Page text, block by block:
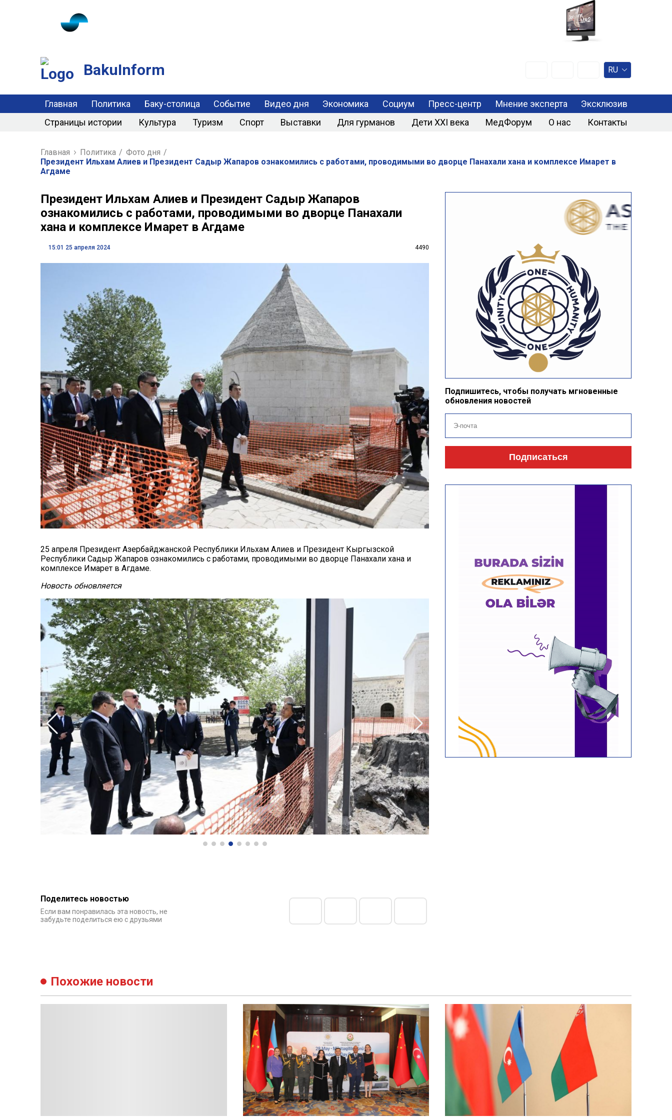
BakuInform RU
Главная Политика Баку-столица Событие Видео дня Экономика Социум Пресс-центр Мнение эксперта
Эксклюзив
Страницы истории
Культура Туризм Спорт Выставки Для гурманов Дети XXI века МедФорум О нас Контакты
Главная Политика / Фото дня /
Президент Ильхам Алиев и Президент Садыр Жапаров ознакомились с работами, проводимыми во дворце Панахали хана и комплексе Имарет в
Агдаме
Президент Ильхам Алиев и Президент Садыр Жапаров
ознакомились с работами, проводимыми во дворце Панахали
хана и комплексе Имарет в Агдаме
15:01 25 апреля 2024 4490
25 апреля Президент Азербайджанской Республики Ильхам Алиев и Президент Кыргызской
Республики Садыр Жапаров ознакомились с работами, проводимыми во дворце Панахали хана и
комплексе Имарет в Агдаме.
Новость обновляется
Поделитесь новостью
Если вам понравилась эта новость, не
забудьте поделиться ею с друзьями
Подпишитесь, чтобы получать мгновенные
обновления новостей
Подписаться
Похожие новости